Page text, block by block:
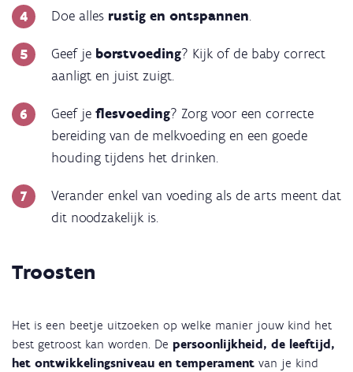
Doe alles rustig en ontspannen.
Geef je borstvoeding? Kijk of de baby correct
aanligt en juist zuigt.
Geef je flesvoeding? Zorg voor een correcte
bereiding van de melkvoeding en een goede
houding tijdens het drinken.
Verander enkel van voeding als de arts meent dat
dit noodzakelijk is.
Troosten
Het is een beetje uitzoeken op welke manier jouw kind het
best getroost kan worden. De persoonlijkheid, de leeftijd,
het ontwikkelingsniveau en temperament van je kind